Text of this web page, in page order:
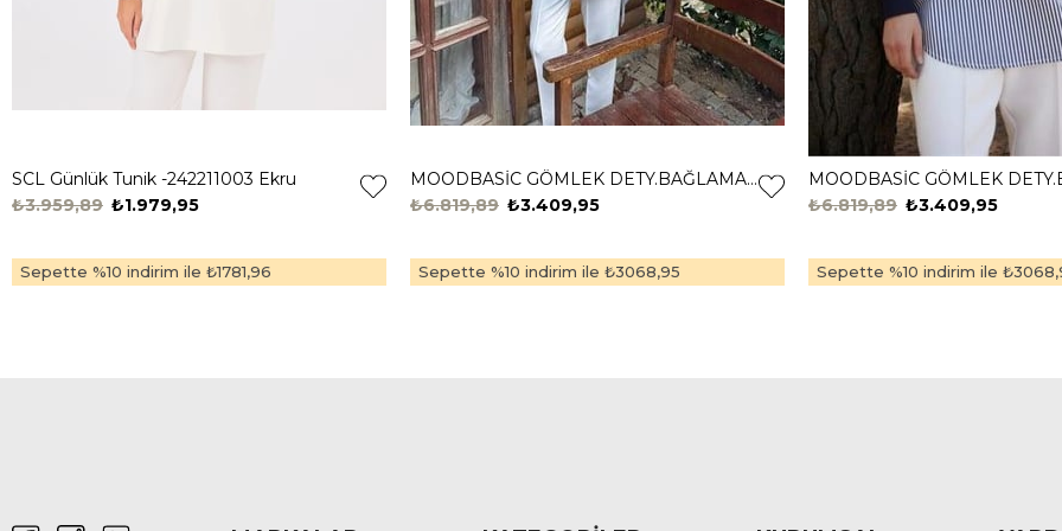
SCL Günlük Tunik -242211003 Ekru
₺1.979,95
₺3.959,89
Sepette %10 indirim ile ₺1781,96
MOODBASİC GÖMLEK DETY.BAĞLAMALI TUNİK MB21.322 ÇAĞLA
₺3.409,95
₺6.819,89
Sepette %10 indirim ile ₺3068,95
₺3.409,95
₺6.819,89
Sepette %10 indirim ile